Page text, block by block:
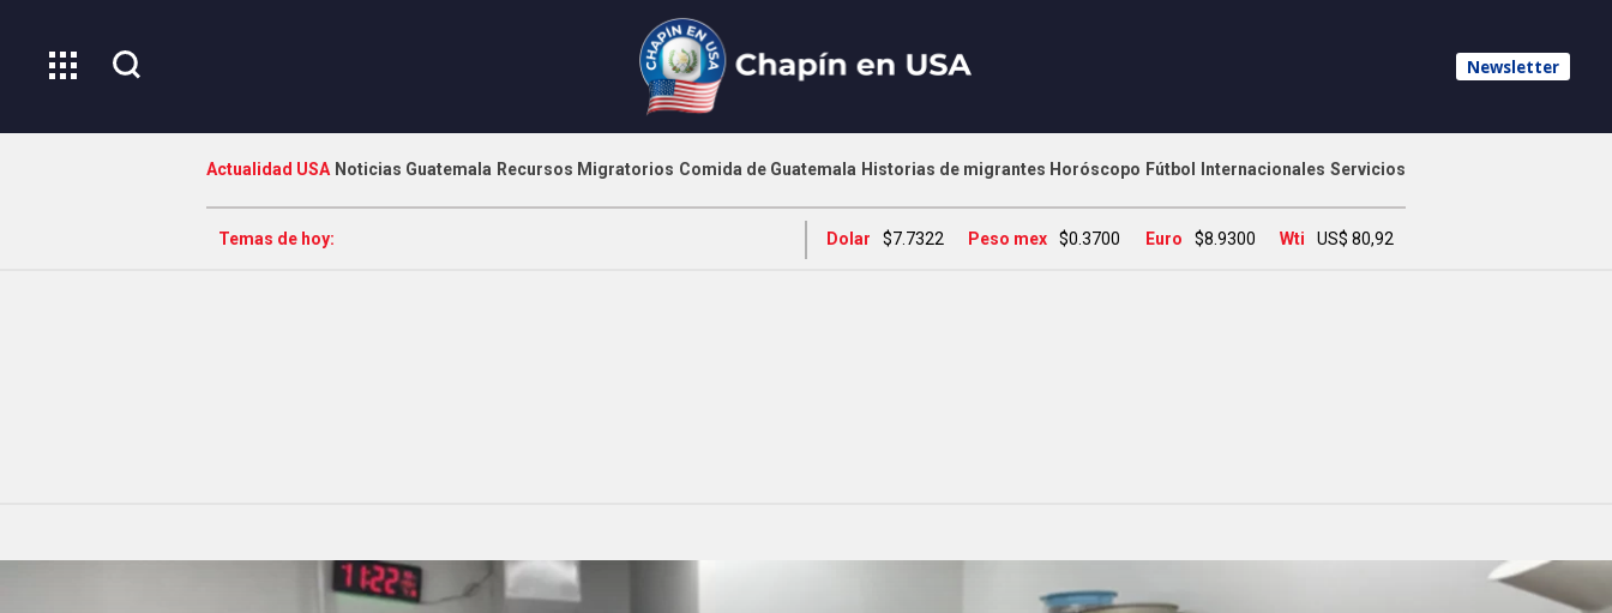
Newsletter
Actualidad USA Noticias Guatemala Recursos Migratorios Comida de Guatemala Historias de migrantes Horóscopo Fútbol Internacionales Servicios
Temas de hoy: Dolar $7.7322 Peso mex $0.3700 Euro $8.9300 Wti US$ 80,92